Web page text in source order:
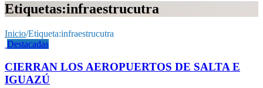
Etiquetas:infraestrucutra
Inicio/Etiqueta:infraestrucutra
Destacadas
CIERRAN LOS AEROPUERTOS DE SALTA E
IGUAZÚ